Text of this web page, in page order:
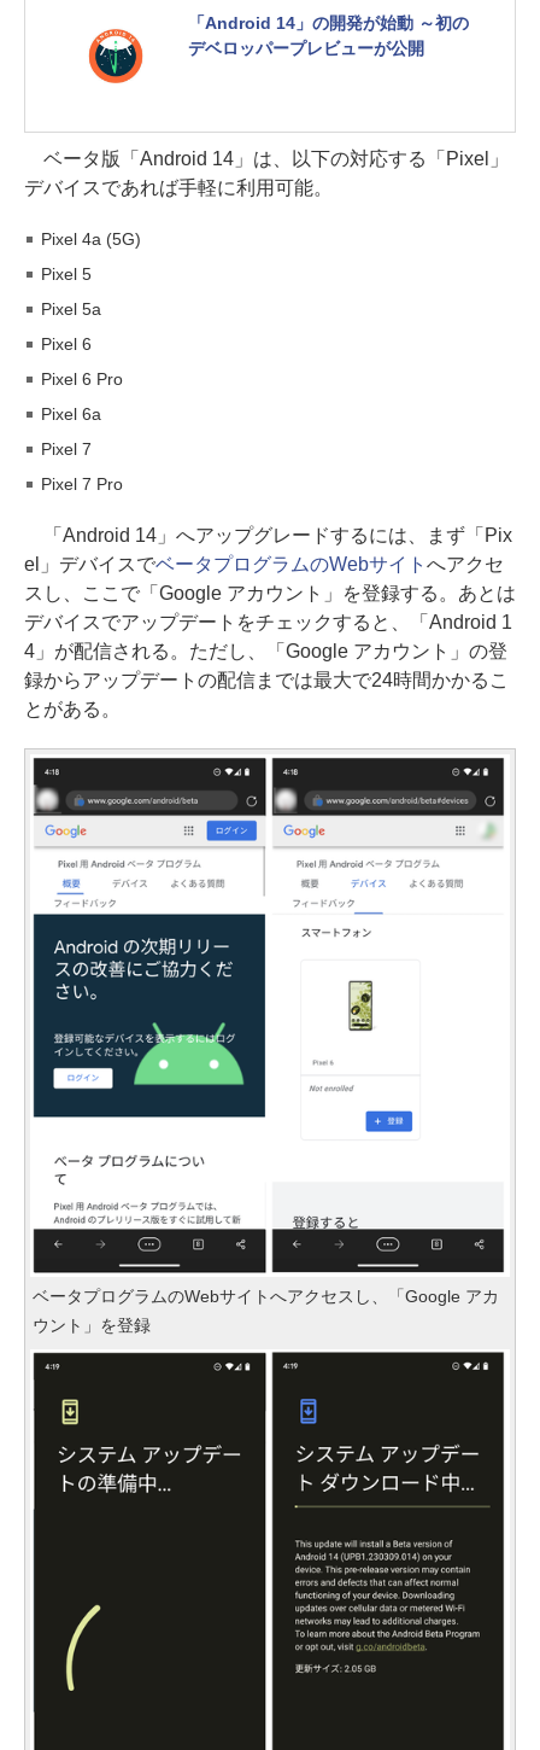
「Android 14」の開発が始動 ～初の
デベロッパープレビューが公開
ベータ版「Android 14」は、以下の対応する「Pixel」
デバイスであれば手軽に利用可能。
Pixel 4a (5G)
Pixel 5
Pixel 5a
Pixel 6
Pixel 6 Pro
Pixel 6a
Pixel 7
Pixel 7 Pro
「Android 14」へアップグレードするには、まず「Pix
el」デバイスでベータプログラムのWebサイト へアクセ
スし、ここで「Google アカウント」を登録する。あとは
デバイスでアップデートをチェックすると、「Android 1
4」が配信される。ただし、「Google アカウント」の登
録からアップデートの配信までは最大で24時間かかるこ
とがある。
ベータプログラムのWebサイトへアクセスし、「Google アカ
ウント」を登録